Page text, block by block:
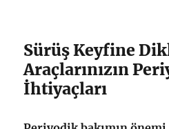
Sürüş Keyfine
Araçlarınızın
İhtiyaçları